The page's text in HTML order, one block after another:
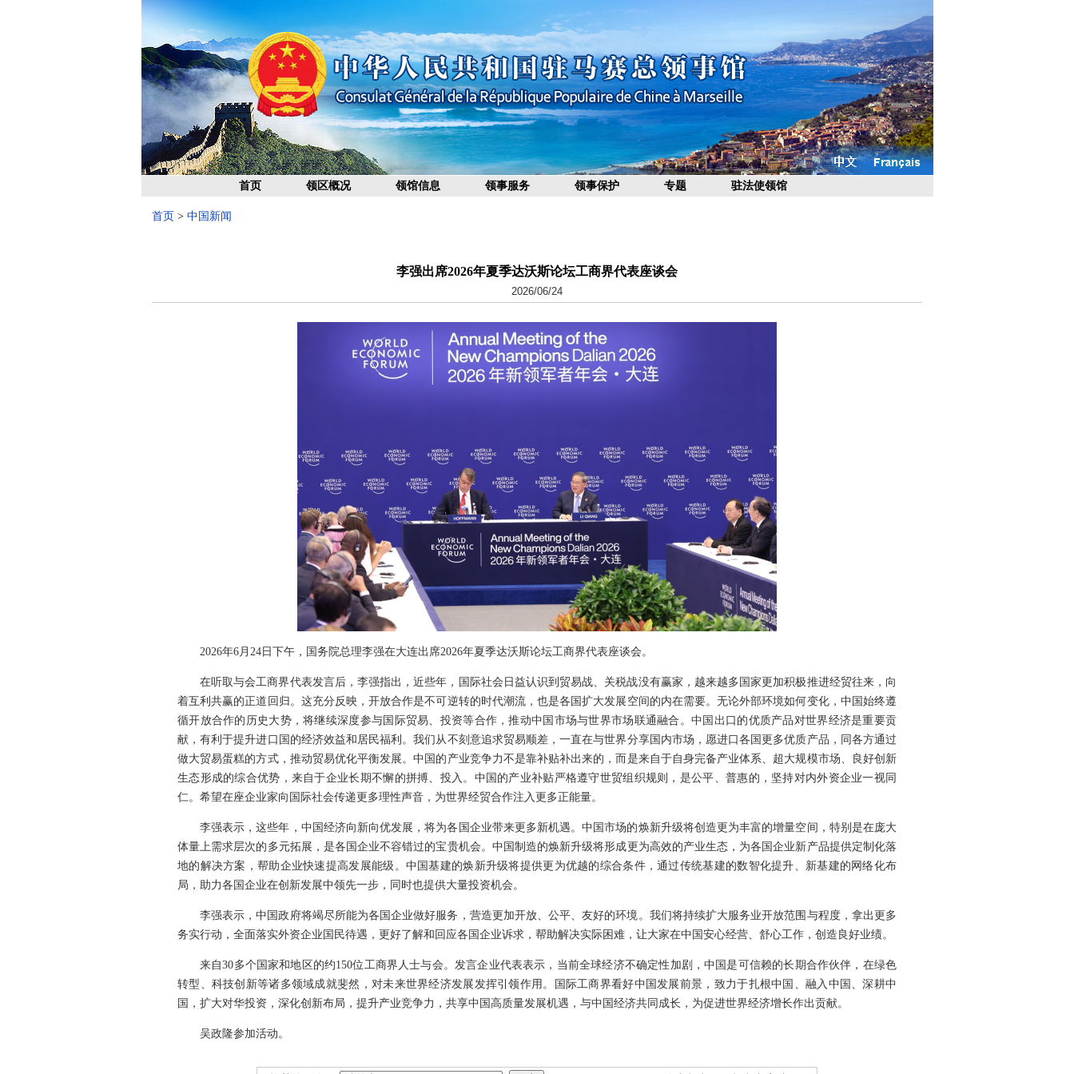
首页 领区概况 领馆信息 领事服务 领事保护 专题 驻法使领馆
首页 > 中国新闻
李强出席2026年夏季达沃斯论坛工商界代表座谈会
2026/06/24
2026年6月24日下午，国务院总理李强在大连出席2026年夏季达沃斯论坛工商界代表座谈会。
在听取与会工商界代表发言后，李强指出，近些年，国际社会日益认识到贸易战、关税战没有赢家，越来越多国家更加积极推进经贸往来，向
着互利共赢的正道回归。这充分反映，开放合作是不可逆转的时代潮流，也是各国扩大发展空间的内在需要。无论外部环境如何变化，中国始终遵
循开放合作的历史大势，将继续深度参与国际贸易、投资等合作，推动中国市场与世界市场联通融合。中国出口的优质产品对世界经济是重要贡
献，有利于提升进口国的经济效益和居民福利。我们从不刻意追求贸易顺差，一直在与世界分享国内市场，愿进口各国更多优质产品，同各方通过
做大贸易蛋糕的方式，推动贸易优化平衡发展。中国的产业竞争力不是靠补贴补出来的，而是来自于自身完备产业体系、超大规模市场、良好创新
生态形成的综合优势，来自于企业长期不懈的拼搏、投入。中国的产业补贴严格遵守世贸组织规则，是公平、普惠的，坚持对内外资企业一视同
仁。希望在座企业家向国际社会传递更多理性声音，为世界经贸合作注入更多正能量。
李强表示，这些年，中国经济向新向优发展，将为各国企业带来更多新机遇。中国市场的焕新升级将创造更为丰富的增量空间，特别是在庞大
体量上需求层次的多元拓展，是各国企业不容错过的宝贵机会。中国制造的焕新升级将形成更为高效的产业生态，为各国企业新产品提供定制化落
地的解决方案，帮助企业快速提高发展能级。中国基建的焕新升级将提供更为优越的综合条件，通过传统基建的数智化提升、新基建的网络化布
局，助力各国企业在创新发展中领先一步，同时也提供大量投资机会。
李强表示，中国政府将竭尽所能为各国企业做好服务，营造更加开放、公平、友好的环境。我们将持续扩大服务业开放范围与程度，拿出更多
务实行动，全面落实外资企业国民待遇，更好了解和回应各国企业诉求，帮助解决实际困难，让大家在中国安心经营、舒心工作，创造良好业绩。
来自30多个国家和地区的约150位工商界人士与会。发言企业代表表示，当前全球经济不确定性加剧，中国是可信赖的长期合作伙伴，在绿色
转型、科技创新等诸多领域成就斐然，对未来世界经济发展发挥引领作用。国际工商界看好中国发展前景，致力于扎根中国、融入中国、深耕中
国，扩大对华投资，深化创新布局，提升产业竞争力，共享中国高质量发展机遇，与中国经济共同成长，为促进世界经济增长作出贡献。
吴政隆参加活动。